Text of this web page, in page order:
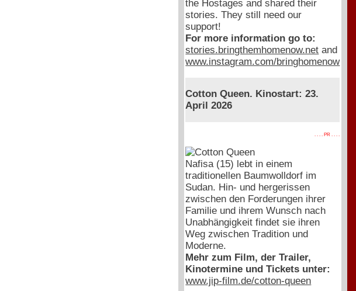
the Hostages and shared their
stories. They still need our
support!
For more information go to:
stories.bringthemhomenow.net and
www.instagram.com/bringhomenow
Cotton Queen. Kinostart: 23.
April 2026
. . . . PR . . . .
Nafisa (15) lebt in einem
traditionellen Baumwolldorf im
Sudan. Hin- und hergerissen
zwischen den Forderungen ihrer
Familie und ihrem Wunsch nach
Unabhängigkeit findet sie ihren
Weg zwischen Tradition und
Moderne.
Mehr zum Film, der Trailer,
Kinotermine und Tickets unter:
www.jip-film.de/cotton-queen